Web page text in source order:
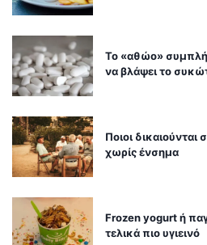
Το «αθώο»
να βλάψει το
Ποιοι
χωρίς ένσημα
Frozen yogurt ή
τελικά πιο υγιεινό